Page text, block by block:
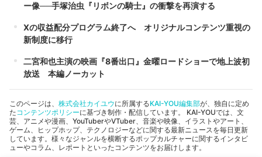
ー像──手塚治虫『リボンの騎士』の衝撃を再演する
Xの収益配分プログラム終了へ オリジナルコンテンツ重視の
新制度に移行
二宮和也主演の映画『8番出口』金曜ロードショーで地上波初
放送 本編ノーカット
このページは、 株式会社カイユウに所属するKAI-YOU編集部が、独自に定め
たコンテンツポリシーに基づき制作・配信しています。 KAI-YOUでは、文
芸、アニメや漫画、YouTuberやVTuber、音楽や映像、イラストやアート、
ゲーム、ヒップホップ、テクノロジーなどに関する最新ニュースを毎日更新
しています。様々なジャンルを横断するポップカルチャーに関するインタビ
ューやコラム、レポートといったコンテンツをお届けします。